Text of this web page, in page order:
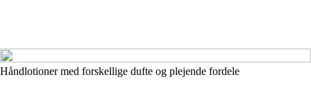
Håndlotioner med forskellige dufte og plejende fordele